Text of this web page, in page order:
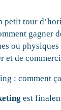
petit tour
gagner
ou physiques
et de
: comment
est